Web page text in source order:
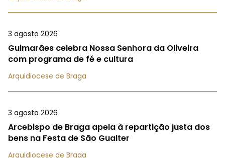
3 agosto 2026
Guimarães celebra Nossa Senhora da Oliveira
com programa de fé e cultura
Arquidiocese de Braga
3 agosto 2026
Arcebispo de Braga apela à repartição justa dos
bens na Festa de São Gualter
Arquidiocese de Braga